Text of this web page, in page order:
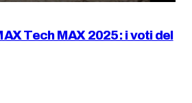
Tech MAX 2025: i voti del